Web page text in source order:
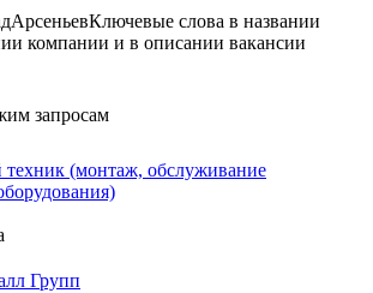
АрсеньевКлючевые слова в названии
компании и в описании вакансии
запросам
(монтаж, обслуживание
Групп